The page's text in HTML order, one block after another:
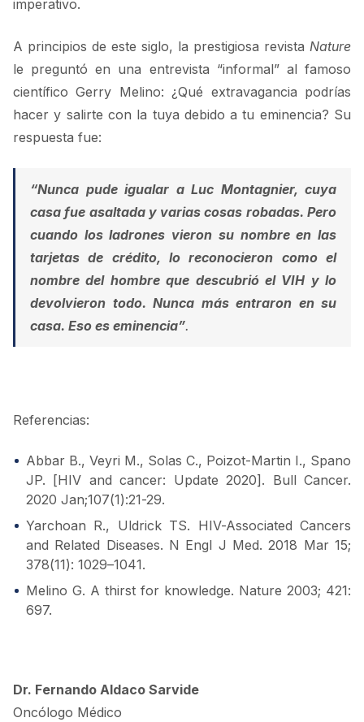
imperativo.
A principios de este siglo, la prestigiosa revista Nature
le preguntó en una entrevista “informal” al famoso
científico Gerry Melino: ¿Qué extravagancia podrías
hacer y salirte con la tuya debido a tu eminencia? Su
respuesta fue:
“Nunca pude igualar a Luc Montagnier, cuya
casa fue asaltada y varias cosas robadas. Pero
cuando los ladrones vieron su nombre en las
tarjetas de crédito, lo reconocieron como el
nombre del hombre que descubrió el VIH y lo
devolvieron todo. Nunca más entraron en su
casa. Eso es eminencia”.
Referencias:
Abbar B., Veyri M., Solas C., Poizot-Martin I., Spano
JP. [HIV and cancer: Update 2020]. Bull Cancer.
2020 Jan;107(1):21-29.
Yarchoan R., Uldrick TS. HIV-Associated Cancers
and Related Diseases. N Engl J Med. 2018 Mar 15;
378(11): 1029–1041.
Melino G. A thirst for knowledge. Nature 2003; 421:
697.
Dr. Fernando Aldaco Sarvide
Oncólogo Médico